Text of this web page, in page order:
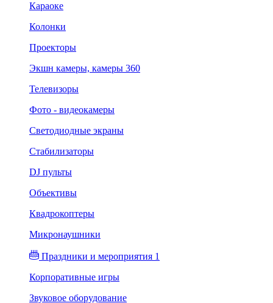
Караоке
Колонки
Проекторы
Экшн камеры, камеры 360
Телевизоры
Фото - видеокамеры
Светодиодные экраны
Стабилизаторы
DJ пульты
Объективы
Квадрокоптеры
Микронаушники
Праздники и мероприятия 1
Корпоративные игры
Звуковое оборудование